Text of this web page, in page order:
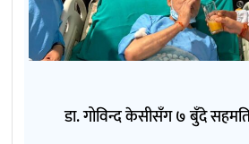
डा. गोविन्द केसीसँग ७ बुँदे